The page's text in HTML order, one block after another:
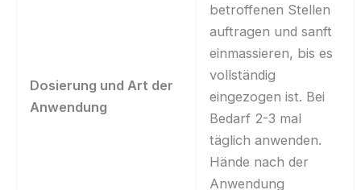
Dosierung und Art der
Anwendung
betroffenen Stellen
auftragen und sanft
einmassieren, bis es
vollständig
eingezogen ist. Bei
Bedarf 2-3 mal
täglich anwenden.
Hände nach der
Anwendung